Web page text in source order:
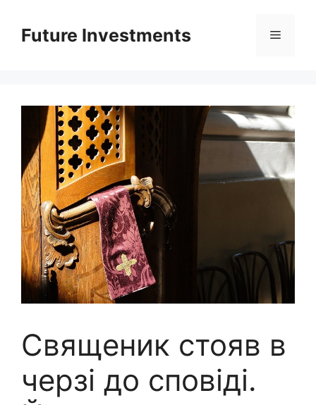
вмістуFuture Investments Меню
Священик стояв в
черзі до сповіді.